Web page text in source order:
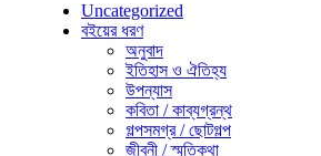
Uncategorized
বইয়ের ধরণ
অনুবাদ
ইতিহাস ও ঐতিহ্য
উপন্যাস
কবিতা / কাব্যগ্রন্থ
গল্পসমগ্র / ছোটগল্প
জীবনী / স্মৃতিকথা